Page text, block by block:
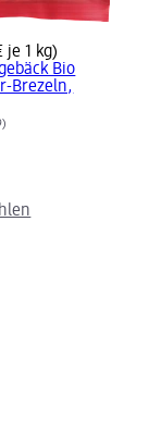
je 1 kg)
Bio
Brezeln,